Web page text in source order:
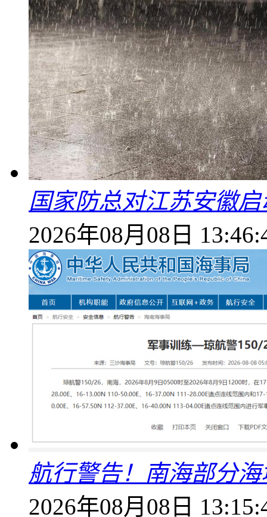
国家防总对江苏安徽
2026年08月08日
航行警告！南海部分
2026年08月08日